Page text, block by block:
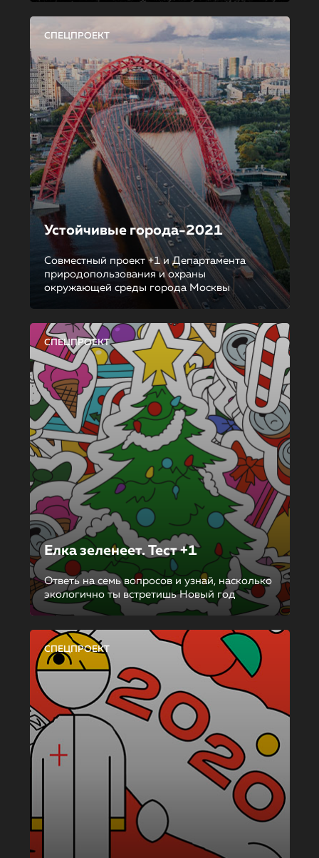
СПЕЦПРОЕКТ
Устойчивые города-2021
Совместный проект +1 и Департамента
природопользования и охраны
окружающей среды города Москвы
СПЕЦПРОЕКТ
Елка зеленеет. Тест +1
Ответь на семь вопросов и узнай, насколько
экологично ты встретишь Новый год
СПЕЦПРОЕКТ